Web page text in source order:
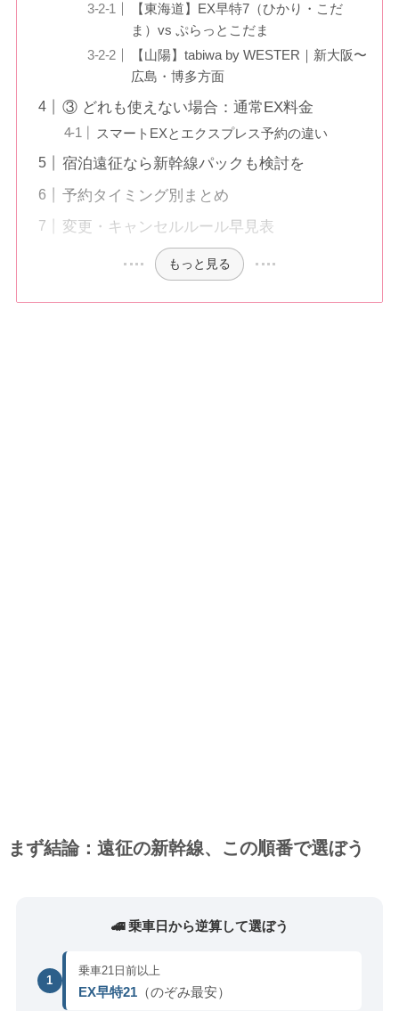
【東海道】EX早特7（ひかり・こだ
ま）vs ぷらっとこだま
【山陽】tabiwa by WESTER｜新大阪〜
広島・博多方面
③ どれも使えない場合：通常EX料金
スマートEXとエクスプレス予約の違い
宿泊遠征なら新幹線パックも検討を
予約タイミング別まとめ
変更・キャンセルルール早見表
もっと見る
まず結論：遠征の新幹線、この順番で選ぼう
🚄 乗車日から逆算して選ぼう
1
乗車21日前以上
EX早特21（のぞみ最安）